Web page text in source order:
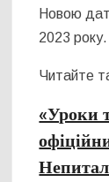
Новою
2023 року.
Читайте
«Уроки